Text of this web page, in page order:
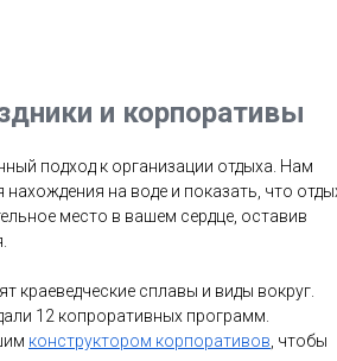
и корпоративы
подход к организации отдыха. Нам
на воде и показать, что
место в вашем сердце, оставив
краеведческие сплавы и виды вокруг.
12 копроративных программ.
конструктором корпоративов , чтобы